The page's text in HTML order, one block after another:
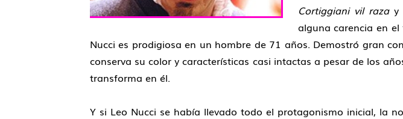
Cortiggiani vil razay
alguna carencia en
Nucci es prodigiosa en un hombre de 71 años. Demostró gran
conserva su color y características casi intactas a pesar de los
transforma en él.
Y si Leo Nucci se había llevado todo el protagonismo inicial, la